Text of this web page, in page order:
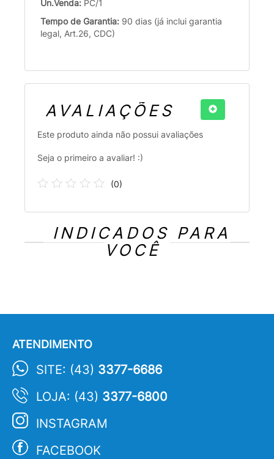
Un.Venda: PC/1
Tempo de Garantia: 90 dias (já inclui garantia
legal, Art.26, CDC)
AVALIAÇÕES
Este produto ainda não possui avaliações
Seja o primeiro a avaliar! :)
(0)
INDICADOS PARA
VOCÊ
ATENDIMENTO
SITE: (43) 3377-6686
LOJA: (43) 3377-6800
INSTAGRAM
FACEBOOK